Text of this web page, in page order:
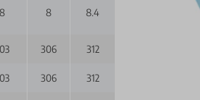
8 8 8.4
306 312
306 312